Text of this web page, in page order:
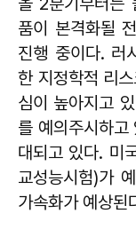
품이 본격화될
진행 중이다. 러
한 지정학적 리
심이 높아지고
를 예의주시하고
대되고 있다. 미
교성능시험)가
가속화가 예상된